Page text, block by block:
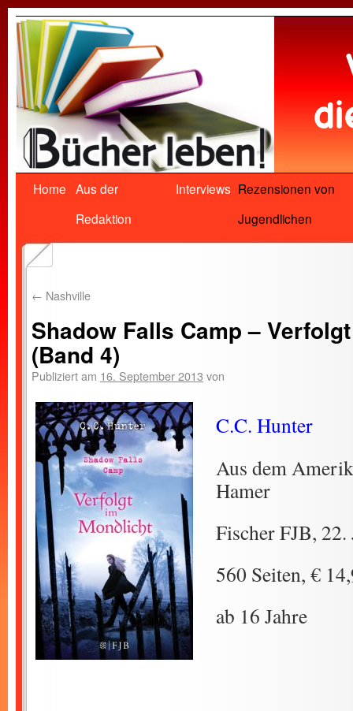
Home Aus der
Redaktion
Interviews Rezensionen von
Jugendlichen
← Nashville
Shadow Falls Camp –
(Band 4)
Publiziert am 16. September 2013 von
C.C. Hunter
Aus dem
Hamer
Fischer FJB,
560 Seiten, €
ab 16 Jahre